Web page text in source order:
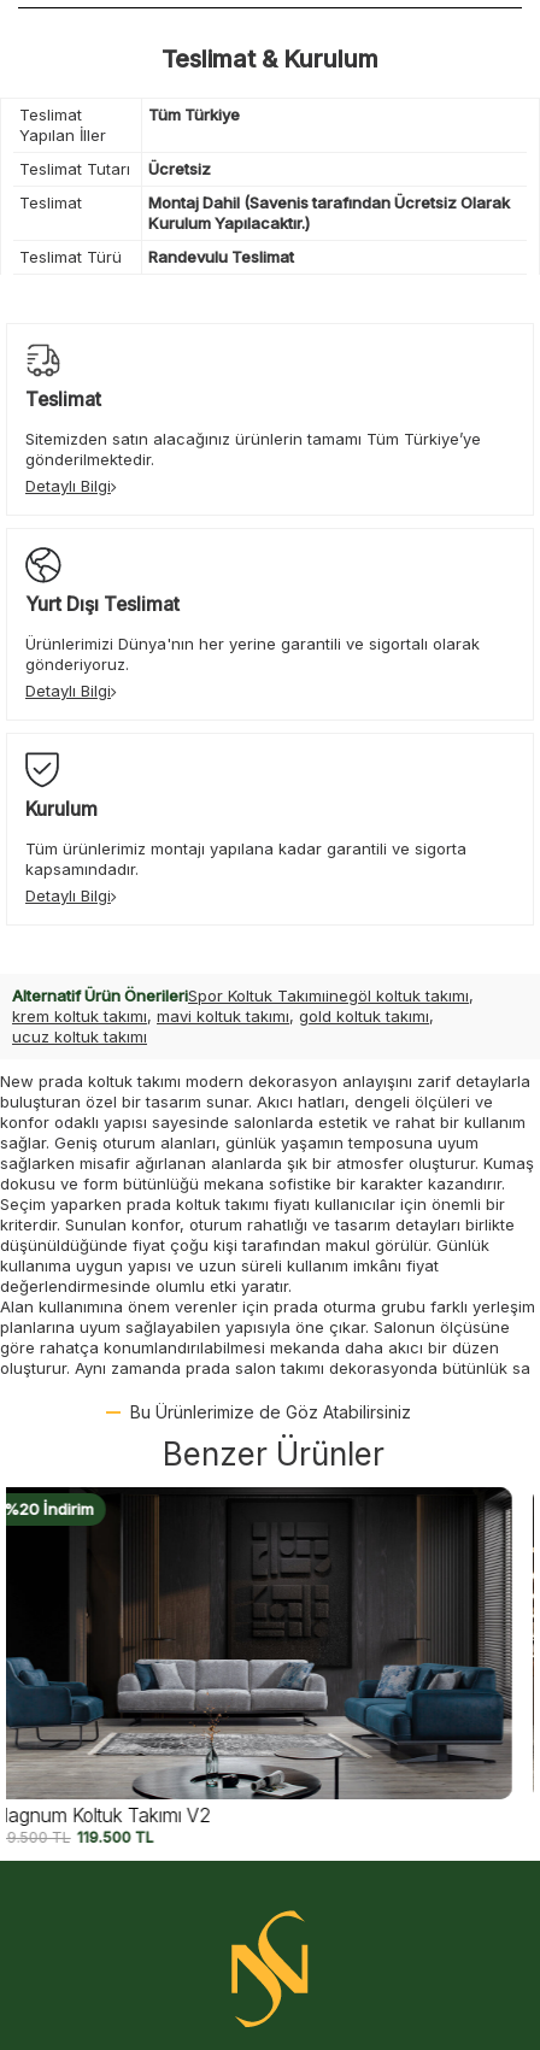
Teslimat & Kurulum
Teslimat
Yapılan İller
Tüm Türkiye
Teslimat Tutarı
Ücretsiz
Teslimat
Montaj Dahil (Savenis tarafından Ücretsiz Olarak
Kurulum Yapılacaktır.)
Teslimat Türü
Randevulu Teslimat
Teslimat
Sitemizden satın alacağınız ürünlerin tamamı Tüm Türkiye’ye
gönderilmektedir.
Detaylı Bilgi
Yurt Dışı Teslimat
Ürünlerimizi Dünya'nın her yerine garantili ve sigortalı olarak
gönderiyoruz.
Detaylı Bilgi
Kurulum
Tüm ürünlerimiz montajı yapılana kadar garantili ve sigorta
kapsamındadır.
Detaylı Bilgi
Alternatif Ürün ÖnerileriSpor Koltuk Takımıinegöl koltuk takımı,
krem koltuk takımı, mavi koltuk takımı, gold koltuk takımı,
ucuz koltuk takımı
New prada koltuk takımı modern dekorasyon anlayışını zarif detaylarla
buluşturan özel bir tasarım sunar. Akıcı hatları, dengeli ölçüleri ve
konfor odaklı yapısı sayesinde salonlarda estetik ve rahat bir kullanım
sağlar. Geniş oturum alanları, günlük yaşamın temposuna uyum
sağlarken misafir ağırlanan alanlarda şık bir atmosfer oluşturur. Kumaş
dokusu ve form bütünlüğü mekana sofistike bir karakter kazandırır.
Seçim yaparken prada koltuk takımı fiyatı kullanıcılar için önemli bir
kriterdir. Sunulan konfor, oturum rahatlığı ve tasarım detayları birlikte
düşünüldüğünde fiyat çoğu kişi tarafından makul görülür. Günlük
kullanıma uygun yapısı ve uzun süreli kullanım imkânı fiyat
değerlendirmesinde olumlu etki yaratır.
Alan kullanımına önem verenler için prada oturma grubu farklı yerleşim
planlarına uyum sağlayabilen yapısıyla öne çıkar. Salonun ölçüsüne
göre rahatça konumlandırılabilmesi mekanda daha akıcı bir düzen
oluşturur. Aynı zamanda prada salon takımı dekorasyonda bütünlük sa
Bu Ürünlerimize de Göz Atabilirsiniz
Benzer Ürünler
%20 İndirim
Magnum Koltuk Takımı
149.500TL 119.500TL